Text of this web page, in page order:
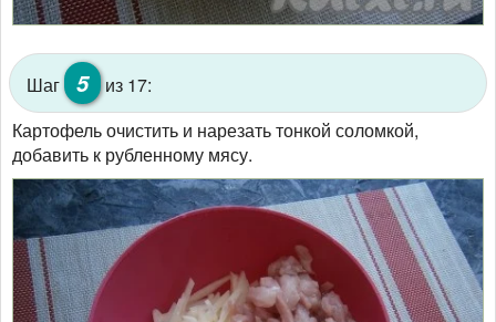
Шаг 5
из 17:
Картофель очистить и нарезать тонкой соломкой,
добавить к рубленному мясу.